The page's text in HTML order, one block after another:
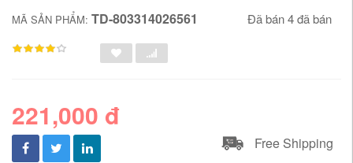
MÃ SẢN PHẨM: TD-803314026561 Đã bán 4 đã bán
221,000 đ
Free Shipping